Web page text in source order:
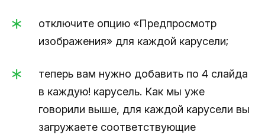
отключите опцию «Предпросмотр
изображения» для каждой карусели;
теперь вам нужно добавить по 4 слайда
в каждую! карусель. Как мы уже
говорили выше, для каждой карусели вы
загружаете соответствующие